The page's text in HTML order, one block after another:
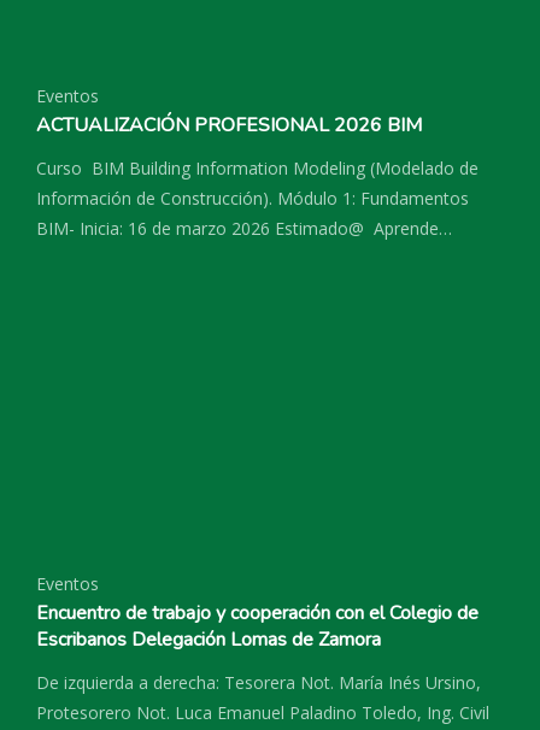
Eventos
ACTUALIZACIÓN PROFESIONAL 2026 BIM
Curso BIM Building Information Modeling (Modelado de
Información de Construcción). Módulo 1: Fundamentos
BIM- Inicia: 16 de marzo 2026 Estimado@ Aprende…
Eventos
Encuentro de trabajo y cooperación con el Colegio de
Escribanos Delegación Lomas de Zamora
De izquierda a derecha: Tesorera Not. María Inés Ursino,
Protesorero Not. Luca Emanuel Paladino Toledo, Ing. Civil